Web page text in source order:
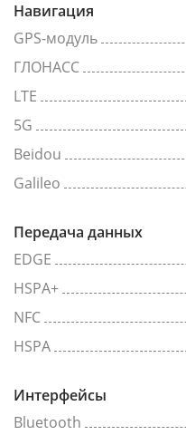
Навигация
GPS-модуль
ГЛОНАСС
LTE
5G
Beidou
Galileo
Передача данных
EDGE
HSPA+
NFC
HSPA
Интерфейсы
Bluetooth